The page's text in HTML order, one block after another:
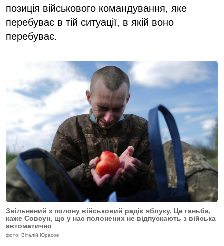
позиція військового командування, яке
перебуває в тій ситуації, в якій воно
перебуває.
Звільнений з полону військовий радіє яблуку. Це ганьба,
каже Совсун, що у нас полонених не відпускають з війська
автоматично
фото: Віталій Юрасов